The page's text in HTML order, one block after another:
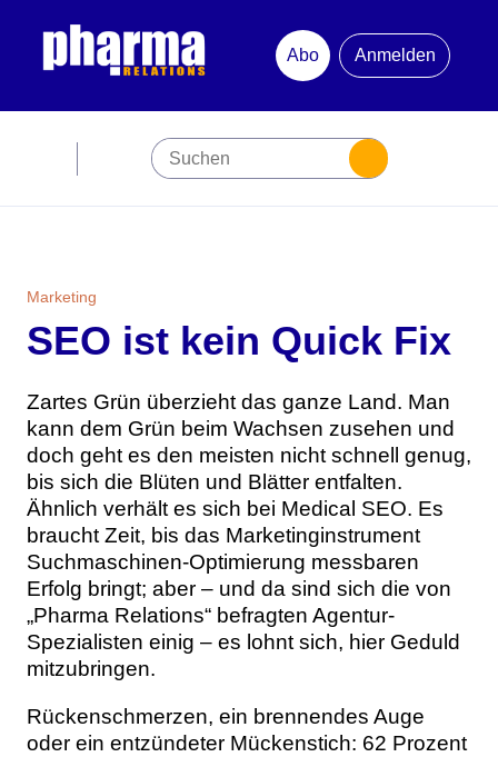
Abo
Anmelden
Jubiläum
Newsletter
Mediadaten
Themen
Marketing
Branche
Studien
Digital Health
Magazin
Aktuelle Ausgabe
Ausgabenarchiv
Abonnement
Kontakt
Team
Werben
Marketing
SEO ist kein Quick Fix
Zartes Grün überzieht das ganze Land. Man
kann dem Grün beim Wachsen zusehen und
doch geht es den meisten nicht schnell genug,
bis sich die Blüten und Blätter entfalten.
Ähnlich verhält es sich bei Medical SEO. Es
braucht Zeit, bis das Marketinginstrument
Suchmaschinen-Optimierung messbaren
Erfolg bringt; aber – und da sind sich die von
„Pharma Relations“ befragten Agentur-
Spezialisten einig – es lohnt sich, hier Geduld
mitzubringen.
Rückenschmerzen, ein brennendes Auge
oder ein entzündeter Mückenstich: 62 Prozent